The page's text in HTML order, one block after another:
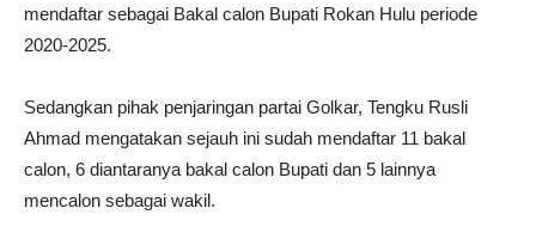
mendaftar sebagai Bakal calon Bupati Rokan Hulu periode
2020-2025.
Sedangkan pihak penjaringan partai Golkar, Tengku Rusli
Ahmad mengatakan sejauh ini sudah mendaftar 11 bakal
calon, 6 diantaranya bakal calon Bupati dan 5 lainnya
mencalon sebagai wakil.